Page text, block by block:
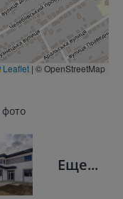
Leaflet | © OpenStreetMap
фото
Еще...